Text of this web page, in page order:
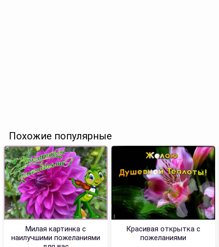
Похожие популярные
Милая картинка с
наилучшими пожеланиями
Красивая открытка с
пожеланиями